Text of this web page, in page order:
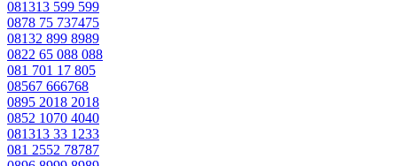
081313 599 599
0878 75 737475
08132 899 8989
0822 65 088 088
081 701 17 805
08567 666768
0895 2018 2018
0852 1070 4040
081313 33 1233
081 2552 78787